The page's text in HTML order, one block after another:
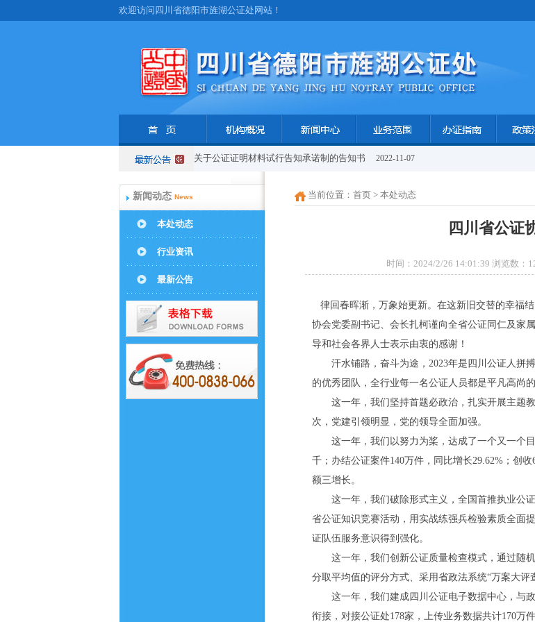
欢迎访问四川省德阳市旌湖公证处网站！
关于公证证明材料试行告知承诺制的告知书 2022-11-07
新闻动态 News
本处动态
行业资讯
最新公告
当前位置： 首页> 本处动态
四川省公证
时间：2024/2/26 14:01:39 浏览数：
律回春晖渐，万象始更新。在这新旧交替的幸福
协会党委副书记、会长扎柯谨向全省公证同仁及家
导和社会各界人士表示由衷的感谢！
汗水铺路，奋斗为途，2023年是四川公证人拼搏
的优秀团队，全行业每一名公证人员都是平凡高尚的
这一年，我们坚持首题必政治，扎实开展主题教
次，党建引领明显，党的领导全面加强。
这一年，我们以努力为桨，达成了一个又一个目
千；办结公证案件140万件，同比增长29.62%；创
额三增长。
这一年，我们破除形式主义，全国首推执业公证
省公证知识竞赛活动，用实战练强兵检验素质全面
证队伍服务意识得到强化。
这一年，我们创新公证质量检查模式，通过随机
分取平均值的评分方式、采用省政法系统“万案大评
这一年，我们建成四川公证电子数据中心，与政
衔接，对接公证处178家，上传业务数据共计170万